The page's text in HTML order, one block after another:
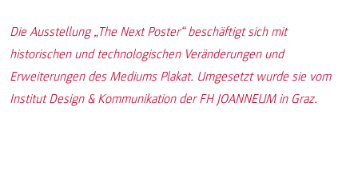
Die Ausstellung „The Next Poster“ beschäftigt sich mit
historischen und technologischen Veränderungen und
Erweiterungen des Mediums Plakat. Umgesetzt wurde sie vom
Institut Design & Kommunikation der FH JOANNEUM in Graz.